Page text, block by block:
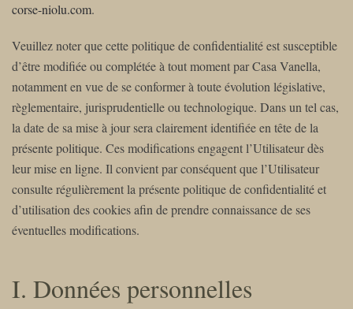
corse-niolu.com.
Veuillez noter que cette politique de confidentialité est susceptible
d’être modifiée ou complétée à tout moment par Casa Vanella,
notamment en vue de se conformer à toute évolution législative,
règlementaire, jurisprudentielle ou technologique. Dans un tel cas,
la date de sa mise à jour sera clairement identifiée en tête de la
présente politique. Ces modifications engagent l’Utilisateur dès
leur mise en ligne. Il convient par conséquent que l’Utilisateur
consulte régulièrement la présente politique de confidentialité et
d’utilisation des cookies afin de prendre connaissance de ses
éventuelles modifications.
I. Données personnelles